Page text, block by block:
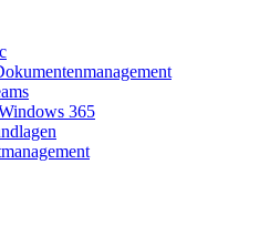
365